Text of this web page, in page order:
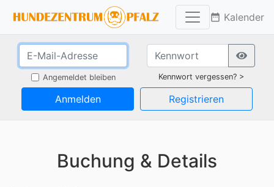
date_range Kalender
Angemeldet bleiben Kennwort vergessen? >
Anmelden Registrieren
Buchung & Details